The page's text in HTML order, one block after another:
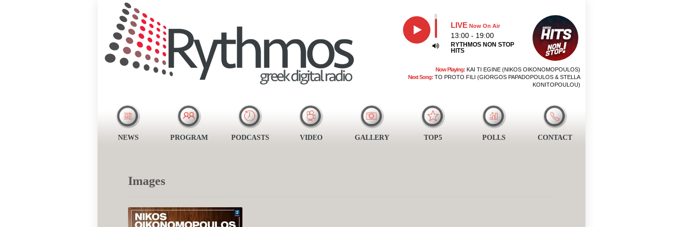
LIVE Now On Air
13:00 - 19:00
RYTHMOS NON STOP
HITS
Now Playing: KAI TI EGINE (NIKOS OIKONOMOPOULOS)
Next Song: TO PROTO FILI (GIORGOS PAPADOPOULOS & STELLA
KONITOPOULOU)
NEWS PROGRAM PODCASTS VIDEO GALLERY TOP5 POLLS CONTACT
Images